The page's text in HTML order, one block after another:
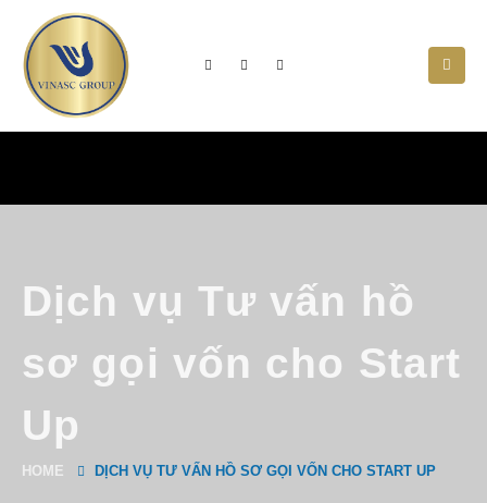
Dịch vụ Tư vấn hồ
sơ gọi vốn cho Start
Up
HOME DỊCH VỤ TƯ VẤN HỒ SƠ GỌI VỐN CHO START UP